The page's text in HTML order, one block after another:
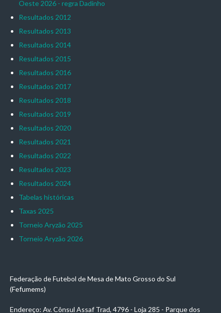
Oeste 2026 - regra Dadinho
Resultados 2012
Resultados 2013
Resultados 2014
Resultados 2015
Resultados 2016
Resultados 2017
Resultados 2018
Resultados 2019
Resultados 2020
Resultados 2021
Resultados 2022
Resultados 2023
Resultados 2024
Tabelas históricas
Taxas 2025
Torneio Aryzão 2025
Torneio Aryzão 2026
Federação de Futebol de Mesa de Mato Grosso do Sul
(Fefumems)
Endereço: Av. Cônsul Assaf Trad, 4796 - Loja 285 - Parque dos